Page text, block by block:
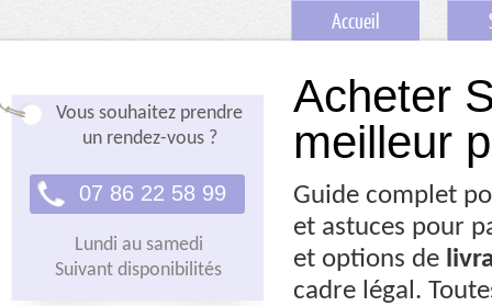
Accueil
Vous souhaitez prendre
un rendez-vous ?
07 86 22 58 99
Lundi au samedi
Suivant disponibilités
Acheter
meilleur
Guide complet
et astuces pour
et options de
cadre légal.